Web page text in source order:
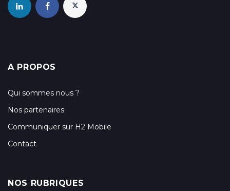
A PROPOS
Qui sommes nous ?
Nos partenaires
Communiquer sur H2 Mobile
Contact
NOS RUBRIQUES